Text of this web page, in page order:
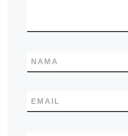
NAMA
EMAIL